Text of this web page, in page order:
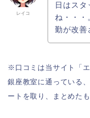
レイコ
日はス
ね・・・
勤が改
※口コミは当サイト「
銀座教室に通っている
ートを取り、まとめたも